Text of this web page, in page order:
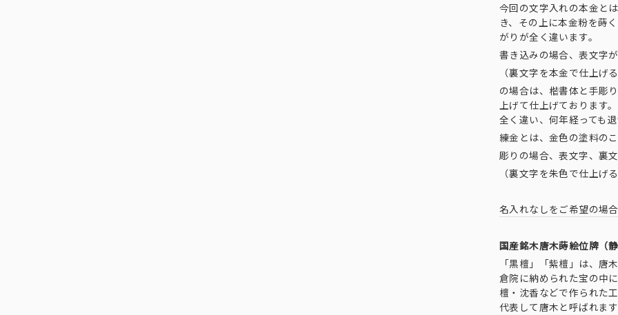
今回の文字入れの本金と
き、その上に本金粉を蒔
がりが全く違います。
書き込みの場合、表文字
（裏文字を本金で仕上げ
の場合は、楷書体と手彫
上げて仕上げております
全く違い、何年経っても退
練金とは、金色の塗料のこ
彫りの場合、表文字、裏
（裏文字を朱色で仕上げ
名入れなしをご希望の場
国産銘木唐木蒔絵位牌（
「黒檀」「紫檀」は、唐
倉院に納められた宝の中
檀・沈香などで作られた
代表して唐木と呼ばれます